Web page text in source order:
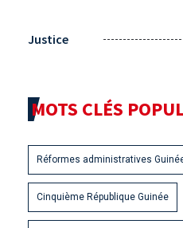
Justice
MOTS CLÉS
Réformes administratives
Cinquième République Guinée